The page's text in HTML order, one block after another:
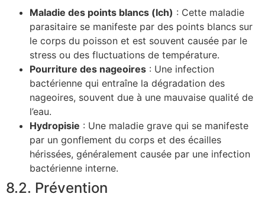
Maladie des points blancs (Ich) : Cette maladie
parasitaire se manifeste par des points blancs sur
le corps du poisson et est souvent causée par le
stress ou des fluctuations de température.
Pourriture des nageoires : Une infection
bactérienne qui entraîne la dégradation des
nageoires, souvent due à une mauvaise qualité de
l’eau.
Hydropisie : Une maladie grave qui se manifeste
par un gonflement du corps et des écailles
hérissées, généralement causée par une infection
bactérienne interne.
8.2. Prévention